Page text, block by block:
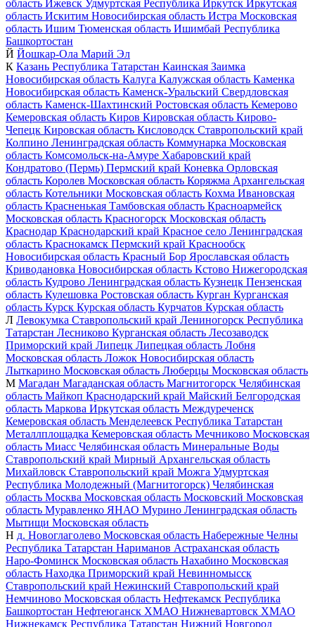
область Ижевск Удмуртская Республика Иркутск Иркутская
область Искитим Новосибирская область Истра Московская
область Ишим Тюменская область Ишимбай Республика
Башкортостан
Й Йошкар-Ола Марий Эл
К Казань Республика Татарстан Каинская Заимка
Новосибирская область Калуга Калужская область Каменка
Новосибирская область Каменск-Уральский Свердловская
область Каменск-Шахтинский Ростовская область Кемерово
Кемеровская область Киров Кировская область Кирово-
Чепецк Кировская область Кисловодск Ставропольский край
Колпино Ленинградская область Коммунарка Московская
область Комсомольск-на-Амуре Хабаровский край
Кондратово (Пермь) Пермский край Коневка Орловская
область Королев Московская область Коряжма Архангельская
область Котельники Московская область Кохма Ивановская
область Красненькая Тамбовская область Красноармейск
Московская область Красногорск Московская область
Краснодар Краснодарский край Красное село Ленинградская
область Краснокамск Пермский край Краснообск
Новосибирская область Красный Бор Ярославская область
Криводановка Новосибирская область Кстово Нижегородская
область Кудрово Ленинградская область Кузнецк Пензенская
область Кулешовка Ростовская область Курган Курганская
область Курск Курская область Курчатов Курская область
Л Левокумка Ставропольский край Лениногорск Республика
Татарстан Лесниково Курганская область Лесозаводск
Приморский край Липецк Липецкая область Лобня
Московская область Ложок Новосибирская область
Лыткарино Московская область Люберцы Московская область
М Магадан Магаданская область Магнитогорск Челябинская
область Майкоп Краснодарский край Майский Белгородская
область Маркова Иркутская область Междуреченск
Кемеровская область Менделеевск Республика Татарстан
Металлплощадка Кемеровская область Мечниково Московская
область Миасс Челябинская область Минеральные Воды
Ставропольский край Мирный Архангельская область
Михайловск Ставропольский край Можга Удмуртская
Республика Молодежный (Магнитогорск) Челябинская
область Москва Московская область Московский Московская
область Муравленко ЯНАО Мурино Ленинградская область
Мытищи Московская область
Н д. Новоглаголево Московская область Набережные Челны
Республика Татарстан Нариманов Астраханская область
Наро-Фоминск Московская область Нахабино Московская
область Находка Приморский край Невинномысск
Ставропольский край Нежинский Ставропольский край
Немчиново Московская область Нефтекамск Республика
Башкортостан Нефтеюганск ХМАО Нижневартовск ХМАО
Нижнекамск Республика Татарстан Нижний Новгород